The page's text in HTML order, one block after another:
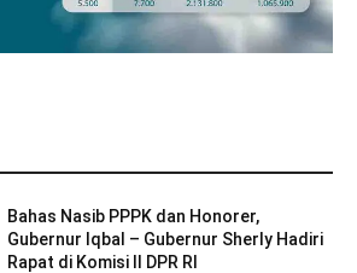
Bahas Nasib PPPK dan Honorer,
Gubernur Iqbal – Gubernur Sherly Hadiri
Rapat di Komisi II DPR RI